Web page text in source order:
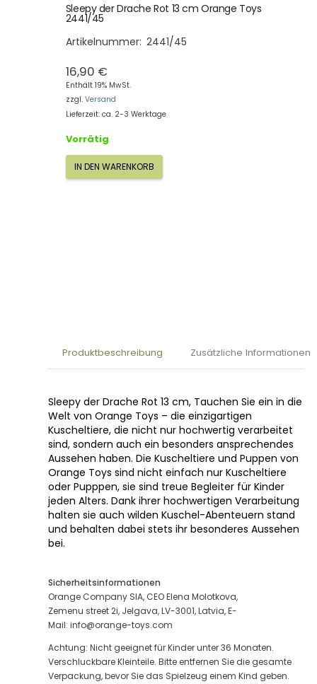
Sleepy der Drache Rot 13 cm Orange Toys
2441/45
Artikelnummer: 2441/45
16,90 €
Enthält 19% MwSt.
zzgl. Versand
Lieferzeit: ca. 2-3 Werktage
Vorrätig
Sleepy
IN DEN WARENKORB
Produktbeschreibung Zusätzliche Informationen
Sleepy der Drache Rot 13 cm, Tauchen Sie ein in die
Welt von Orange Toys – die einzigartigen
Kuscheltiere, die nicht nur hochwertig verarbeitet
sind, sondern auch ein besonders ansprechendes
Aussehen haben. Die Kuscheltiere und Puppen von
Orange Toys sind nicht einfach nur Kuscheltiere
oder Pupppen, sie sind treue Begleiter für Kinder
jeden Alters. Dank ihrer hochwertigen Verarbeitung
halten sie auch wilden Kuschel-Abenteuern stand
und behalten dabei stets ihr besonderes Aussehen
bei.
Sicherheitsinformationen
Orange Company SIA, CEO Elena Molotkova,
Zemenu street 2i, Jelgava, LV-3001, Latvia, E-
Mail: info@orange-toys.com
Achtung: Nicht geeignet für Kinder unter 36 Monaten.
Verschluckbare Kleinteile. Bitte entfernen Sie die gesamte
Verpackung, bevor Sie das Spielzeug einem Kind geben.